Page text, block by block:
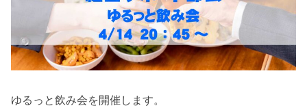
ゆるっと飲み会を開催します。